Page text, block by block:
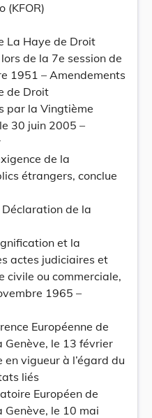
(KFOR)
La Haye de Droit
de la 7e session de
1951 – Amendements
de Droit
par la Vingtième
30 juin 2005 –
de la
étrangers, conclue
de la
et la
actes judiciaires et
civile ou commerciale,
1965 –
Européenne de
Genève, le 13 février
vigueur à l’égard du
liés
Européen de
le 10 mai